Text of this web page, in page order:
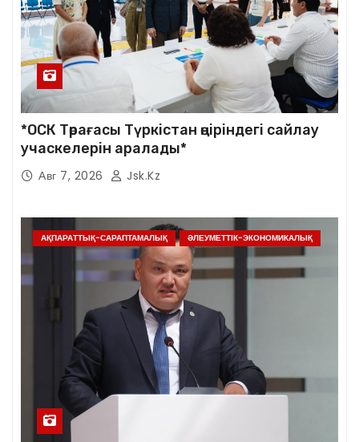
*ОСК Төрағасы Түркістан өңіріндегі сайлау
учаскелерін аралады*
Авг 7, 2026 Jsk.kz
АҚПАРАТТЫҚ-САРАПТАМАЛЫҚ ӘЛЕУМЕТТІК-ЭКОНОМИКАЛЫҚ